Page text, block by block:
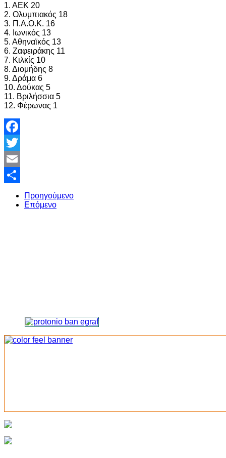
1. ΑEK 20
2. Ολυμπιακός 18
3. Π.Α.Ο.Κ. 16
4. Ιωνικός 13
5. Αθηναϊκός 13
6. Ζαφειράκης 11
7. Κιλκίς 10
8. Διομήδης 8
9. Δράμα 6
10. Δούκας 5
11. Βριλήσσια 5
12. Φέρωνας 1
Facebook
Twitter
Email
Share
Προηγούμενο
Επόμενο